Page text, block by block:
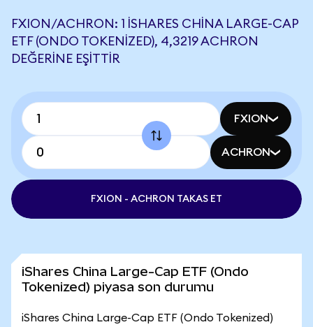
FXION/ACHRON: 1 ISHARES CHINA LARGE-CAP
ETF (ONDO TOKENIZED), 4,3219 ACHRON
DEĞERINE EŞITTIR
FXION
ACHRON
FXION - ACHRON TAKAS ET
iShares China Large-Cap ETF (Ondo
Tokenized) piyasa son durumu
iShares China Large-Cap ETF (Ondo Tokenized)